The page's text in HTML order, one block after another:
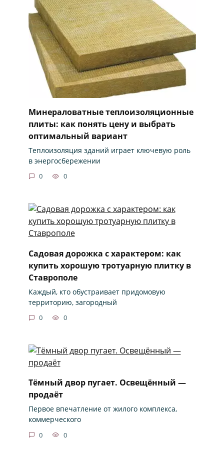
Минераловатные теплоизоляционные
плиты: как понять цену и выбрать
оптимальный вариант
Теплоизоляция зданий играет ключевую роль
в энергосбережении
0 0
Садовая дорожка с характером: как
купить хорошую тротуарную плитку в
Ставрополе
Каждый, кто обустраивает придомовую
территорию, загородный
0 0
Тёмный двор пугает. Освещённый —
продаёт
Первое впечатление от жилого комплекса,
коммерческого
0 0